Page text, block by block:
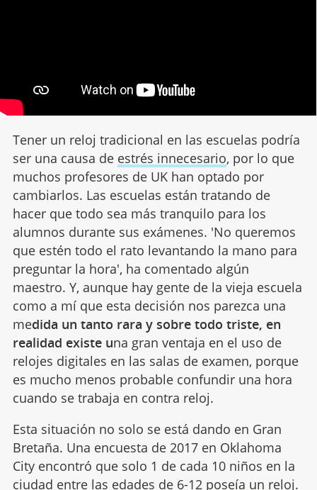
Tener un reloj tradicional en las escuelas podría
ser una causa de estrés innecesario, por lo que
muchos profesores de UK han optado por
cambiarlos. Las escuelas están tratando de
hacer que todo sea más tranquilo para los
alumnos durante sus exámenes. 'No queremos
que estén todo el rato levantando la mano para
preguntar la hora', ha comentado algún
maestro. Y, aunque hay gente de la vieja escuela
como a mí que esta decisión nos parezca una
medida un tanto rara y sobre todo triste, en
realidad existe una gran ventaja en el uso de
relojes digitales en las salas de examen, porque
es mucho menos probable confundir una hora
cuando se trabaja en contra reloj.
Esta situación no solo se está dando en Gran
Bretaña. Una encuesta de 2017 en Oklahoma
City encontró que solo 1 de cada 10 niños en la
ciudad entre las edades de 6-12 poseía un reloj.